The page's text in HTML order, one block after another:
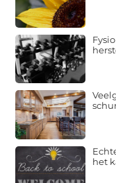
het